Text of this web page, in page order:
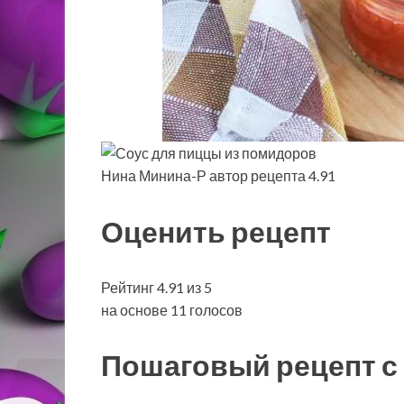
Нина Минина-Р автор рецепта 4.91
Оценить рецепт
Рейтинг 4.91 из 5
на основе 11 голосов
Пошаговый рецепт